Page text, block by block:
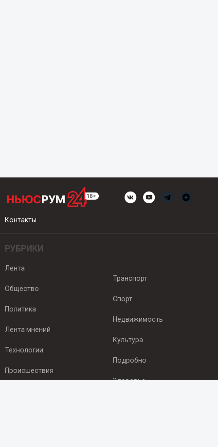
Контакты
РУБРИКИ
Лента
Общество
Политика
Лента мнений
Технологии
Происшествия
Транспорт
Спорт
Недвижимость
Культура
Подробно
Здоровье